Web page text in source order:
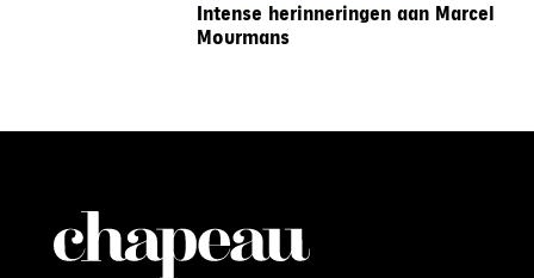
Intense herinneringen aan Marcel
Mourmans